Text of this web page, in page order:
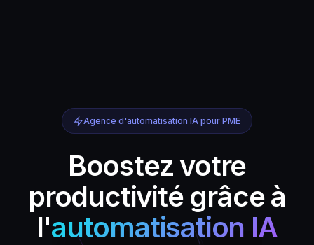
Agence d'automatisation IA pour PME
Boostez votre
productivité grâce à
l'automatisation IA